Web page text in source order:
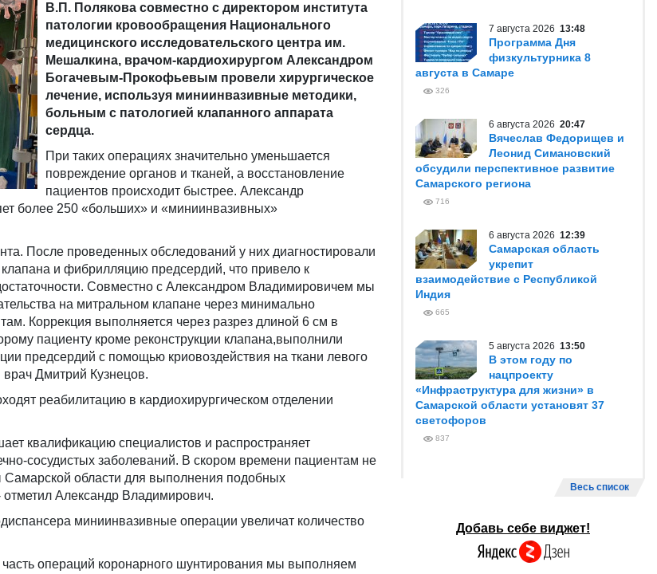
В.П. Полякова совместно с директором института
патологии кровообращения Национального
медицинского исследовательского центра им.
Мешалкина, врачом-кардиохирургом Александром
Богачевым-Прокофьевым провели хирургическое
лечение, используя миниинвазивные методики,
больным с патологией клапанного аппарата
сердца.
При таких операциях значительно уменьшается
повреждение органов и тканей, а восстановление
пациентов происходит быстрее. Александр
более 250 «больших» и «миниинвазивных»
После проведенных обследований у них диагностировали
и фибрилляцию предсердий, что привело к
Совместно с Александром Владимировичем мы
на митральном клапане через минимально
Коррекция выполняется через разрез длиной 6 см в
пациенту кроме реконструкции клапана,выполнили
предсердий с помощью криовоздействия на ткани левого
Дмитрий Кузнецов.
реабилитацию в кардиохирургическом отделении
квалификацию специалистов и распространяет
сосудистых заболеваний. В скором времени пациентам не
Самарской области для выполнения подобных
отметил Александр Владимирович.
миниинвазивные операции увеличат количество
операций коронарного шунтирования мы выполняем
7 августа 2026 13:48
Программа Дня
физкультурника 8
августа в Самаре
326
6 августа 2026 20:47
Вячеслав Федорищев и
Леонид Симановский
обсудили перспективное развитие
Самарского региона
716
6 августа 2026 12:39
Самарская область
укрепит
взаимодействие с Республикой
Индия
665
5 августа 2026 13:50
В этом году по
нацпроекту
«Инфраструктура для жизни» в
Самарской области установят 37
светофоров
837
Весь список
Добавь себе виджет!